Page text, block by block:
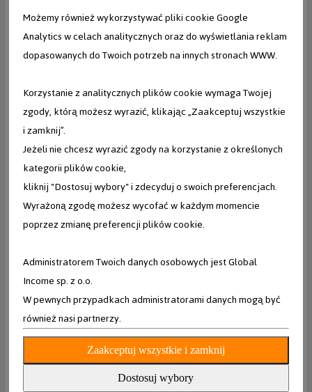
109,99 zł
INTEX
Materac dmuchany 178x114x71 cm z pompką tłokową
INTEX 66814NP
Możemy również wykorzystywać pliki cookie Google
Analytics w celach analitycznych oraz do wyświetlania reklam
dopasowanych do Twoich potrzeb na innych stronach WWW.
Korzystanie z analitycznych plików cookie wymaga Twojej
zgody, którą możesz wyrazić, klikając „Zaakceptuj wszystkie
i zamknij”.
Jeżeli nie chcesz wyrazić zgody na korzystanie z określonych
kategorii plików cookie,
kliknij "Dostosuj wybory" i zdecyduj o swoich preferencjach.
Wyrażoną zgodę możesz wycofać w każdym momencie
poprzez zmianę preferencji plików cookie.
Administratorem Twoich danych osobowych jest Global
Income sp. z o.o.
W pewnych przypadkach administratorami danych mogą być
również nasi partnerzy.
Dostosuj wybory
Zaakceptuj wszystkie i zamknij